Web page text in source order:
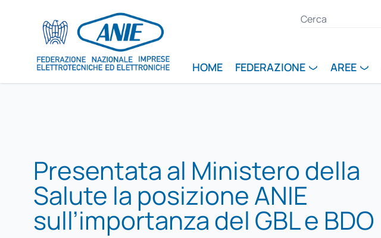
HOME FEDERAZIONE AREE
Presentata al Ministero della
Salute la posizione ANIE
sull’importanza del GBL e BDO